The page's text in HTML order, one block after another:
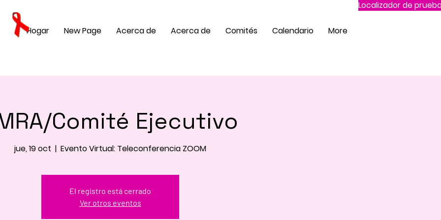
Hogar New Page Acerca de Acerca de Comités Calendario More
Localizador de
Comité Ejecutivo
jue, 19 oct
  |
Evento Virtual: Teleconferencia ZOOM
El registro está cerrado
Ver otros eventos